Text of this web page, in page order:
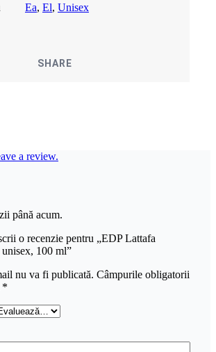
Ea, El, Unisex
SHARE
a review.
până acum.
o recenzie pentru „EDP Lattafa
100 ml”
nu va fi publicată. Câmpurile obligatorii
*